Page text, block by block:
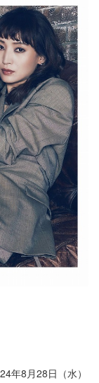
年8月28日（水）